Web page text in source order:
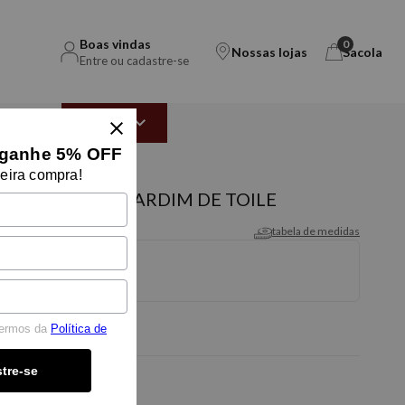
Boas vindas
Entre ou cadastre-se
Nossas lojas
0
Sacola
OUTLET
300 FIOS JARDIM DE TOILE
tabela de medidas
5% OFF
compra!
da Política de
se